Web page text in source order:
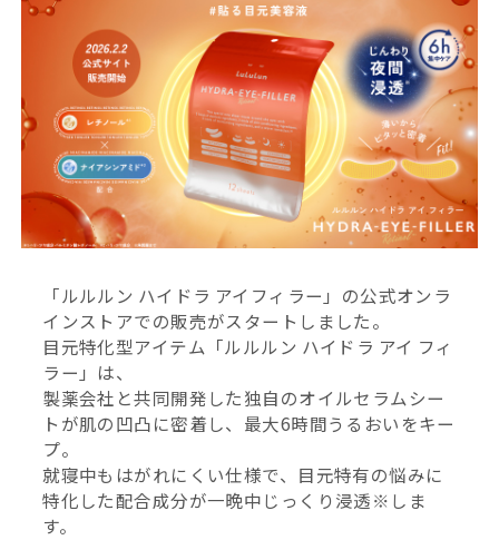
「ルルルン ハイドラ アイフィラー」の公式オンラ
インストアでの販売がスタートしました。
目元特化型アイテム「ルルルン ハイドラ アイ フィ
ラー」は、
製薬会社と共同開発した独自のオイルセラムシー
トが肌の凹凸に密着し、最大6時間うるおいをキー
プ。
就寝中もはがれにくい仕様で、目元特有の悩みに
特化した配合成分が一晩中じっくり浸透※しま
す。